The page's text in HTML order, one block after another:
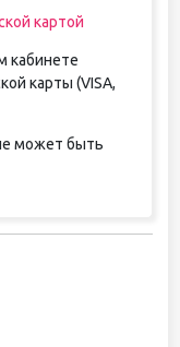
картой
кабинете
карты (VISA,
может быть